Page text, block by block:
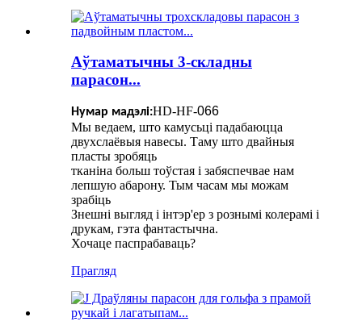
Аўтаматычны 3-складны
парасон...
Нумар мадэлі:HD-HF-066
Мы ведаем, што камусьці падабаюцца
двухслаёвыя навесы. Таму што двайныя
пласты зробяць
тканіна больш тоўстая і забяспечвае нам
лепшую абарону. Тым часам мы можам
зрабіць
Знешні выгляд і інтэр'ер з рознымі колерамі і
друкам, гэта фантастычна.
Хочаце паспрабаваць?
Прагляд